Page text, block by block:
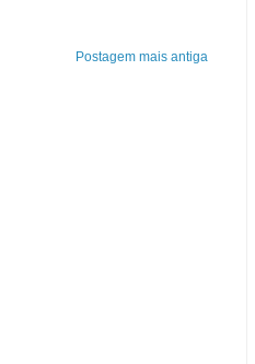
Postagem mais antiga